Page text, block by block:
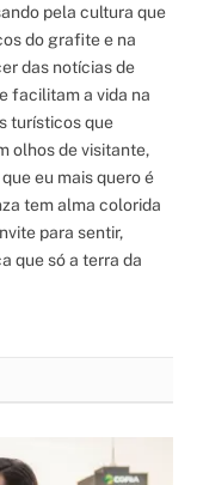
pela cultura que
do grafite e na
das notícias de
facilitam a vida na
turísticos que
olhos de visitante,
eu mais quero é
tem alma colorida
para sentir,
que só a terra da